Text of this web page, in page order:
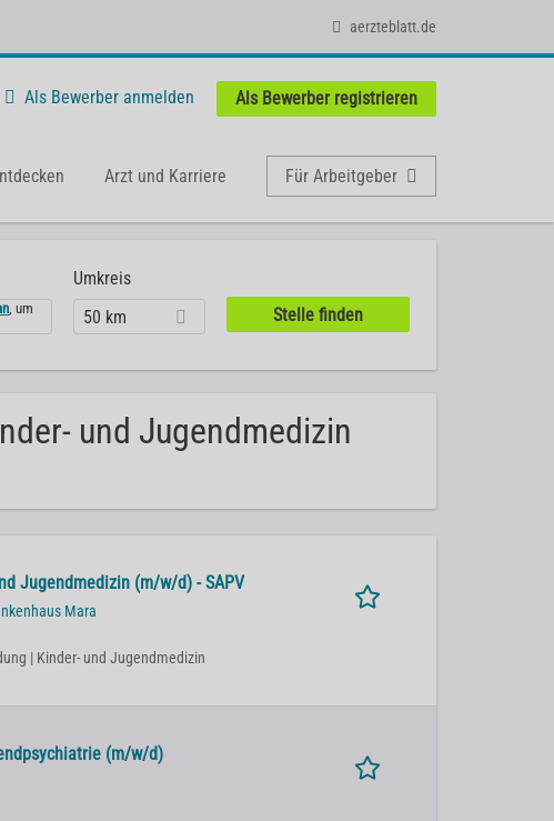
aerzteblatt.de
Als Bewerber anmelden Als Bewerber registrieren
Arzt und Karriere Für Arbeitgeber
, um
Umkreis
50 km
und Jugendmedizin
Jugendmedizin (m/w/d) - SAPV
Mara
| Kinder- und Jugendmedizin
(m/w/d)